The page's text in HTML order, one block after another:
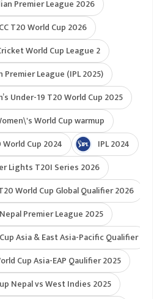
Premier League 2026
T20 World Cup 2026
World Cup League 2
Premier League (IPL 2025)
Under-19 T20 World Cup 2025
World Cup warmup
World Cup 2024
IPL 2024
Lights T20I Series 2026
World Cup Global Qualifier 2026
Premier League 2025
Asia & East Asia-Pacific Qualifier
Cup Asia-EAP Qaulifier 2025
Nepal vs West Indies 2025